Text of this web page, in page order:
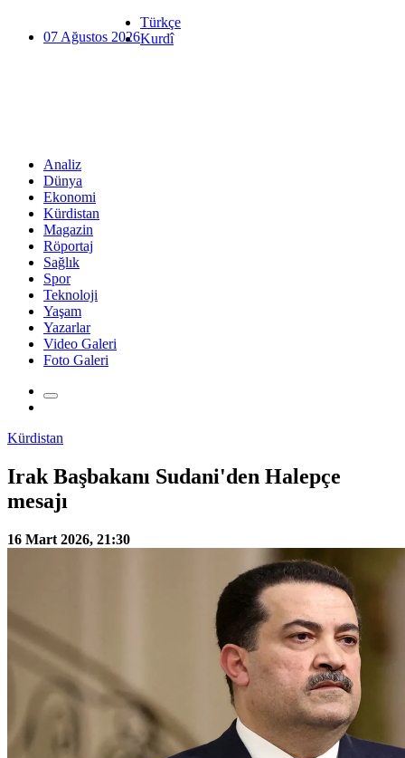
07 Ağustos 2026
Türkçe
Kurdî
Analiz
Dünya
Ekonomi
Kürdistan
Magazin
Röportaj
Sağlık
Spor
Teknoloji
Yaşam
Yazarlar
Video Galeri
Foto Galeri
Kürdistan
Irak Başbakanı Sudani'den Halepçe
mesajı
16 Mart 2026, 21:30